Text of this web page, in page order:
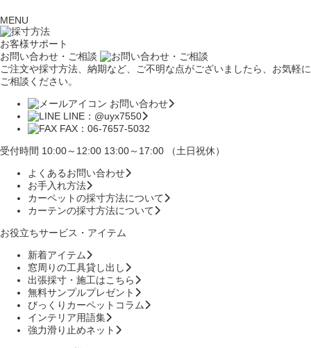
MENU
お客様サポート
お問い合わせ・ご相談
ご注文や採寸方法、納期など、ご不明な点がございましたら、お気軽に
ご相談ください。
お問い合わせ
LINE：@uyx7550
FAX：06-7657-5032
受付時間 10:00～12:00 13:00～17:00 （土日祝休）
よくあるお問い合わせ
お手入れ方法
カーペットの採寸方法について
カーテンの採寸方法について
お役立ちサービス・アイテム
新着アイテム
窓周りの工具貸し出し
出張採寸・施工はこちら
無料サンプルプレゼント
びっくりカーペットコラム
インテリア用語集
強力滑り止めネット